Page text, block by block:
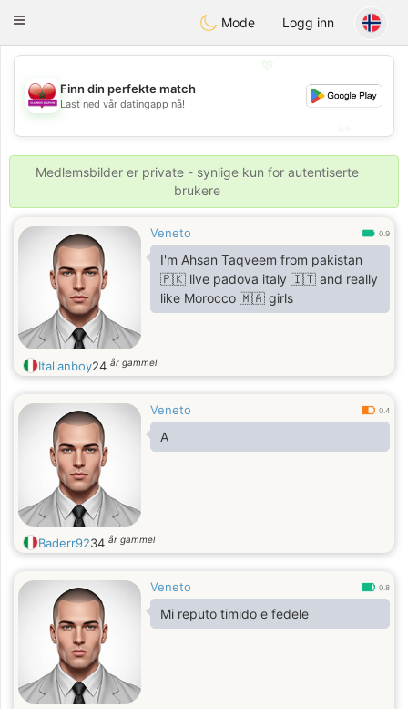
Maroc Dating
Toggle
Mode Logg inn
💖
💕
Finn din perfekte match
Last ned vår datingapp nå!
Medlemsbilder er private - synlige kun for autentiserte
brukere
Veneto 0.9
I'm Ahsan Taqveem from pakistan
🇵🇰 live padova italy 🇮🇹 and really
like Morocco 🇲🇦 girls
Italianboy24 år gammel
Veneto 0.4
A
Baderr9234 år gammel
Veneto 0.8
Mi reputo timido e fedele